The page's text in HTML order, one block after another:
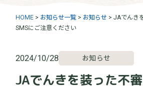
HOME > お知らせ一覧 > お知らせ >JAでんき
SMSにご注意ください
2024/10/28 お知らせ
JAでんきを装った不